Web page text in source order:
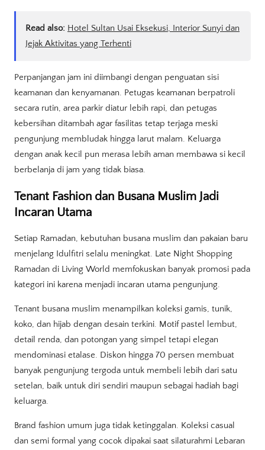
Read also: Hotel Sultan Usai Eksekusi, Interior Sunyi dan
Jejak Aktivitas yang Terhenti
Perpanjangan jam ini diimbangi dengan penguatan sisi
keamanan dan kenyamanan. Petugas keamanan berpatroli
secara rutin, area parkir diatur lebih rapi, dan petugas
kebersihan ditambah agar fasilitas tetap terjaga meski
pengunjung membludak hingga larut malam. Keluarga
dengan anak kecil pun merasa lebih aman membawa si kecil
berbelanja di jam yang tidak biasa.
Tenant Fashion dan Busana Muslim Jadi
Incaran Utama
Setiap Ramadan, kebutuhan busana muslim dan pakaian baru
menjelang Idulfitri selalu meningkat. Late Night Shopping
Ramadan di Living World memfokuskan banyak promosi pada
kategori ini karena menjadi incaran utama pengunjung.
Tenant busana muslim menampilkan koleksi gamis, tunik,
koko, dan hijab dengan desain terkini. Motif pastel lembut,
detail renda, dan potongan yang simpel tetapi elegan
mendominasi etalase. Diskon hingga 70 persen membuat
banyak pengunjung tergoda untuk membeli lebih dari satu
setelan, baik untuk diri sendiri maupun sebagai hadiah bagi
keluarga.
Brand fashion umum juga tidak ketinggalan. Koleksi casual
dan semi formal yang cocok dipakai saat silaturahmi Lebaran